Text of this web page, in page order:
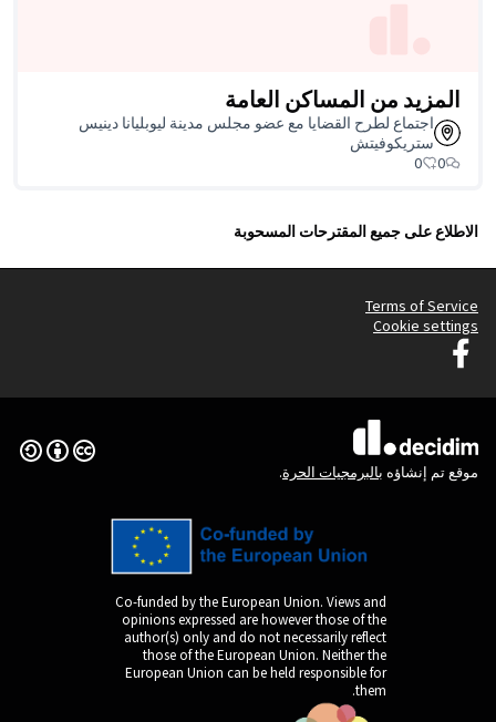
مدينة ليوبليانا دينيس
Co-funded by the
opinions expressed
author(s) only and do
those of the
European Union can